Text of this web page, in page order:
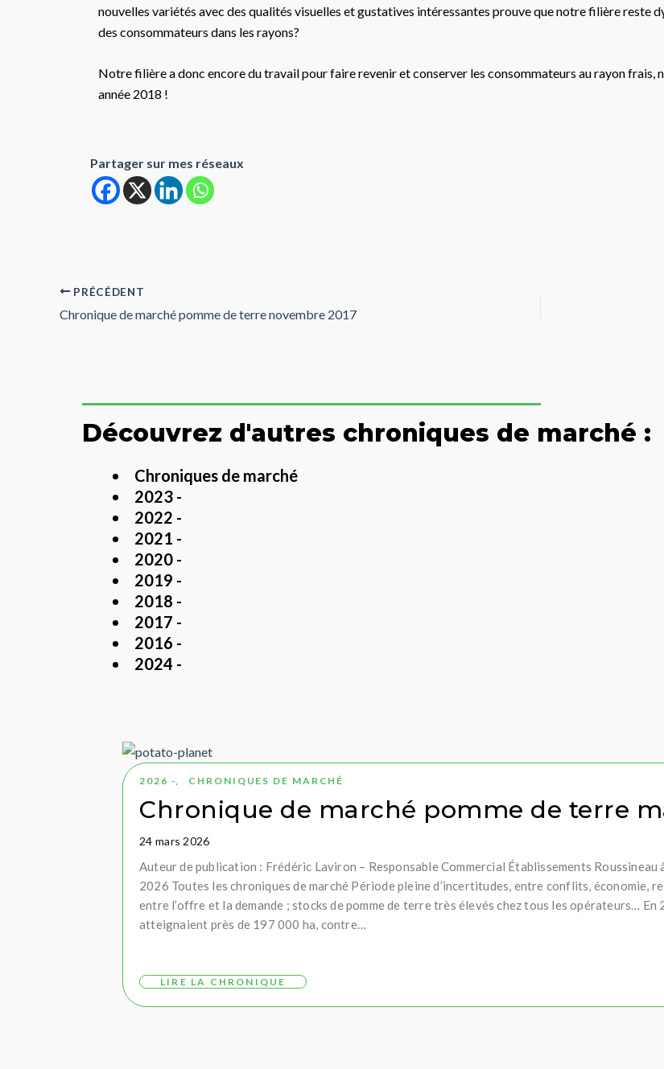
nouvelles variétés avec des qualités visuelles et gustatives intéressantes prouve que notre filière reste
des consommateurs dans les rayons?
Notre filière a donc encore du travail pour faire revenir et conserver les consommateurs au rayon frais,
année 2018 !
Partager sur mes réseaux
PRÉCÉDENT
Chronique de marché pomme de terre novembre 2017
Découvrez d'autres chroniques de marché :
Chroniques de marché
2023 -
2022 -
2021 -
2020 -
2019 -
2018 -
2017 -
2016 -
2024 -
2026 - CHRONIQUES DE MARCHÉ
Chronique de marché pomme de terre
24 mars 2026
Auteur de publication : Frédéric Laviron – Responsable Commercial Établissements Roussineau
2026 Toutes les chroniques de marché Période pleine d’incertitudes, entre conflits,
entre l’offre et la demande ; stocks de pomme de terre très élevés chez tous les opérateurs…
atteignaient près de 197 000 ha, contre…
LIRE LA CHRONIQUE